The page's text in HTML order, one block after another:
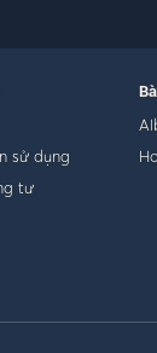
sử dụng
tư